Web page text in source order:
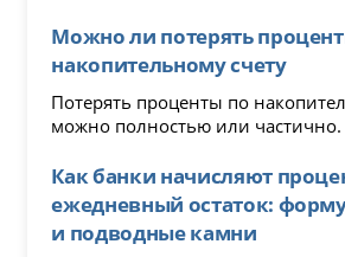
Можно ли потерять
накопительному счету
Потерять проценты по
можно полностью или
Как банки начисляют
ежедневный остаток:
и подводные камни